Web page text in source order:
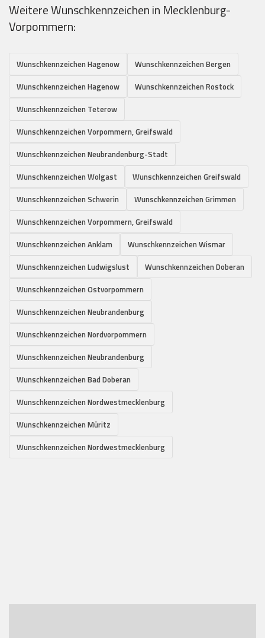
Weitere Wunschkennzeichen in Mecklenburg-
Vorpommern:
Wunschkennzeichen Hagenow
Wunschkennzeichen Bergen
Wunschkennzeichen Hagenow
Wunschkennzeichen Rostock
Wunschkennzeichen Teterow
Wunschkennzeichen Vorpommern, Greifswald
Wunschkennzeichen Neubrandenburg-Stadt
Wunschkennzeichen Wolgast
Wunschkennzeichen Greifswald
Wunschkennzeichen Schwerin
Wunschkennzeichen Grimmen
Wunschkennzeichen Vorpommern, Greifswald
Wunschkennzeichen Anklam
Wunschkennzeichen Wismar
Wunschkennzeichen Ludwigslust
Wunschkennzeichen Doberan
Wunschkennzeichen Ostvorpommern
Wunschkennzeichen Neubrandenburg
Wunschkennzeichen Nordvorpommern
Wunschkennzeichen Neubrandenburg
Wunschkennzeichen Bad Doberan
Wunschkennzeichen Nordwestmecklenburg
Wunschkennzeichen Müritz
Wunschkennzeichen Nordwestmecklenburg